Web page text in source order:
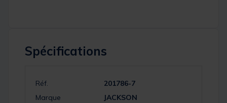
Spécifications
Réf.
201786-7
Marque
JACKSON